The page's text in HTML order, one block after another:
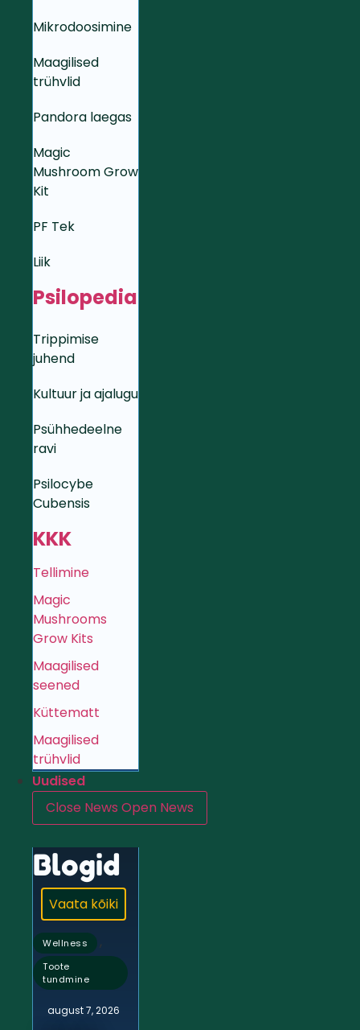
Mikrodoosimine
Maagilised
trühvlid
Pandora laegas
Magic
Mushroom Grow
Kit
PF Tek
Liik
Psilopedia
Trippimise
juhend
Kultuur ja ajalugu
Psühhedeelne
ravi
Psilocybe
Cubensis
KKK
Tellimine
Magic
Mushrooms
Grow Kits
Maagilised
seened
Küttematt
Maagilised
trühvlid
Uudised
Close News Open News
Blogid
Vaata kõiki
Wellness ,
Toote
tundmine
august 7, 2026